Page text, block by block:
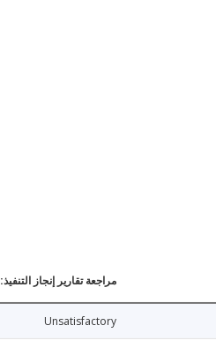
مراجعة تقارير إنجاز التنفيذ: 04-06-2000
Unsatisfactory